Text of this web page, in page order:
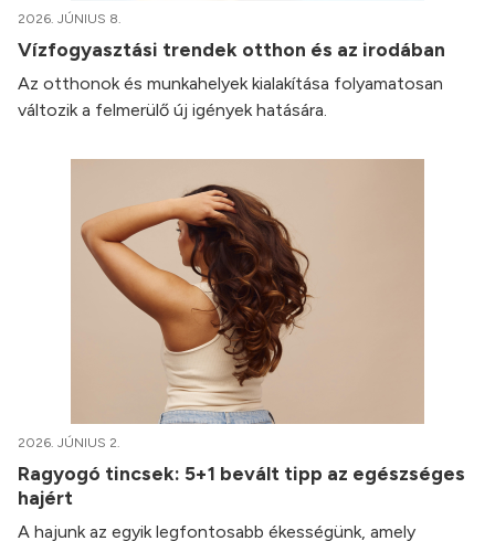
2026. JÚNIUS 8.
Vízfogyasztási trendek otthon és az irodában
Az otthonok és munkahelyek kialakítása folyamatosan
változik a felmerülő új igények hatására.
2026. JÚNIUS 2.
Ragyogó tincsek: 5+1 bevált tipp az egészséges
hajért
A hajunk az egyik legfontosabb ékességünk, amely